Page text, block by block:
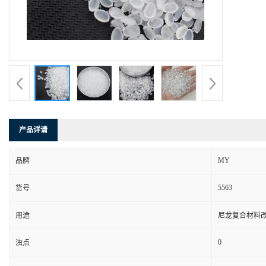
产品详请
品牌 MY
货号 5563
用途 尼龙复合材料
浊点 0